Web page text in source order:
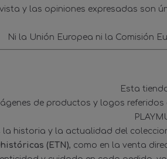
y las opiniones expresadas son
Ni la Unión Europea ni la Comisión
Esta
de productos y logos
la historia y la actualidad del
(ETN), como en la venta